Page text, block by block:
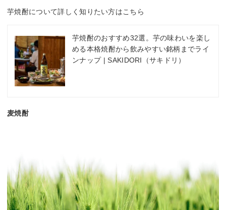
芋焼酎について詳しく知りたい方はこちら
芋焼酎のおすすめ32選。芋の味わいを楽し
める本格焼酎から飲みやすい銘柄までライ
ンナップ | SAKIDORI（サキドリ）
麦焼酎